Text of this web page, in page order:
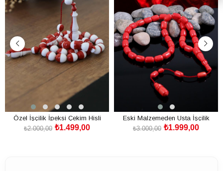
Özel İşçilik İpeksi Çekim Hisli
Katalin Tesbih
₺1.499,00
₺2.000,00
Eski Malzemeden Usta İşçilik
Katalin Tesbih
₺1.999,00
₺3.000,00